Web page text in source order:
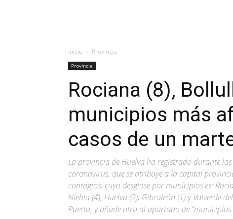
Inicio Provincia
Provincia
Rociana (8),
municipios más
casos de un
La provincia de Huelva ha registrado durante
coronavirus, que se atribuye a la capital
contagios, cuyo desglose por municipios es:
Niebla (4), Huelva (2), Gibraleón (1) y Valverde
Puerto, y añade otro al apartado de “municipios